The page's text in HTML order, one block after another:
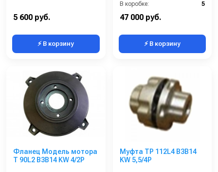
5 600 руб.
⚡ В корзину
В коробке:
5
47 000 руб.
⚡ В корзину
Фланец Модель мотора
T 90L2 B3B14 KW 4/2P
Муфта TP 112L4 B3B14
KW 5,5/4P